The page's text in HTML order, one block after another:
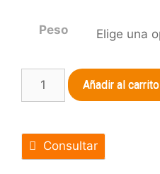
Peso
Añadir al carrito
Consultar